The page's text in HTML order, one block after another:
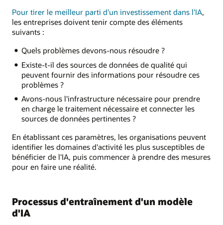
Pour tirer le meilleur parti d'un investissement dans l'IA,
les entreprises doivent tenir compte des éléments
suivants :
Quels problèmes devons-nous résoudre ?
Existe-t-il des sources de données de qualité qui
peuvent fournir des informations pour résoudre ces
problèmes ?
Avons-nous l'infrastructure nécessaire pour prendre
en charge le traitement nécessaire et connecter les
sources de données pertinentes ?
En établissant ces paramètres, les organisations peuvent
identifier les domaines d'activité les plus susceptibles de
bénéficier de l'IA, puis commencer à prendre des mesures
pour en faire une réalité.
Processus d'entraînement d'un modèle
d'IA